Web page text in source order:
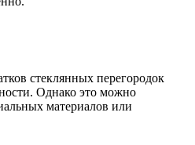
стеклянных перегородок
Однако это можно
материалов или